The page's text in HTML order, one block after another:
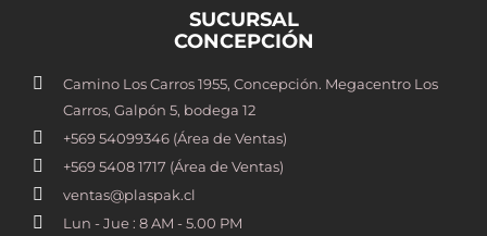
SUCURSAL
CONCEPCIÓN
Camino Los Carros 1955, Concepción. Megacentro Los
Carros, Galpón 5, bodega 12
+569 54099346 (Área de Ventas)
+569 5408 1717 (Área de Ventas)
ventas@plaspak.cl
Lun - Jue : 8 AM - 5.00 PM